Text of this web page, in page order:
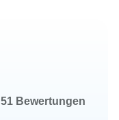
51 Bewertungen